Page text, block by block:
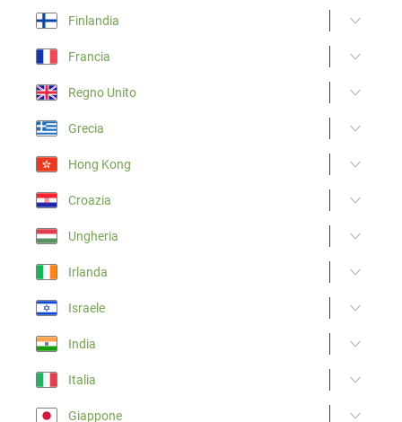
Finlandia
Francia
Regno Unito
Grecia
Hong Kong
Croazia
Ungheria
Irlanda
Israele
India
Italia
Giappone